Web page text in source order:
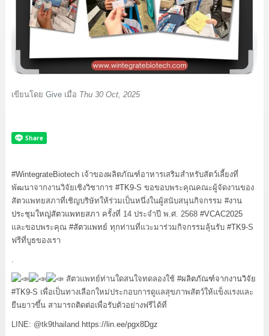
เขียนโดย Giveเมื่อ Thu 30 Oct, 2025
#WintegrateBiotechเจ้าของผลิตภัณฑ์อาหารเสริมสำหรับสัตว์เลี้ยงที่
พัฒนาจากงานวิจัยเชิงวิชาการ #TK9-S ขอขอบพระคุณคณะผู้จัดงานของ
สัตวแพทยสภาที่เชิญบริษัทให้ร่วมเป็นหนึ่งในผู้สนับสนุนกิจกรรม #งาน
ประชุมใหญ่สัตวแพทยสภา ครั้งที่ 14 ประจำปี พ.ศ. 2568 #VCAC2025
และขอบพระคุณ #สัตวแพทย์ ทุกท่านที่แวะมาร่วมกิจกรรมลุ้นรับ #TK9-S
ฟรีที่บูธของเรา
.
สัตวแพทย์ท่านใดสนใจทดลองใช้ #ผลิตภัณฑ์จากงานวิจัย
#TK9-S เพื่อเป็นทางเลือกใหม่ประกอบการดูแลสุขภาพสัตว์ให้แข็งแรงและ
ยืนยาวขึ้น สามารถติดต่อเพื่อรับตัวอย่างฟรีได้ที่
LINE: @tk9thailand https://lin.ee/pgx8Dgz